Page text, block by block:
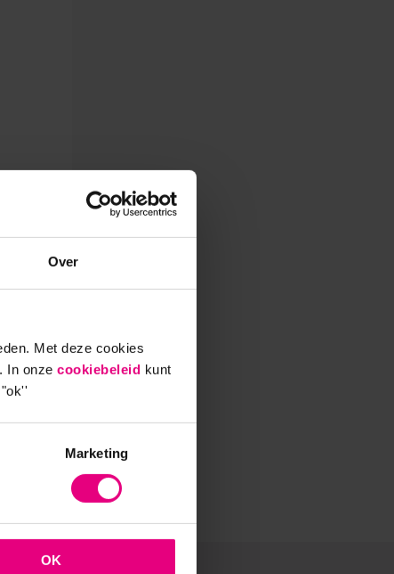
Over
Met deze cookies
In onze cookiebeleid kunt
Marketing
OK